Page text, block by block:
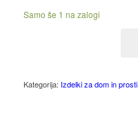
Samo še 1 na zalogi
Kategorija: Izdelki za dom in